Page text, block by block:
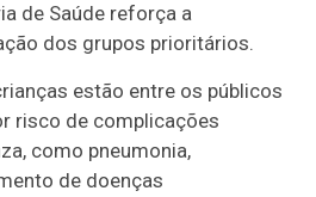
de Saúde reforça a
dos grupos prioritários.
estão entre os públicos
risco de complicações
como pneumonia,
de doenças